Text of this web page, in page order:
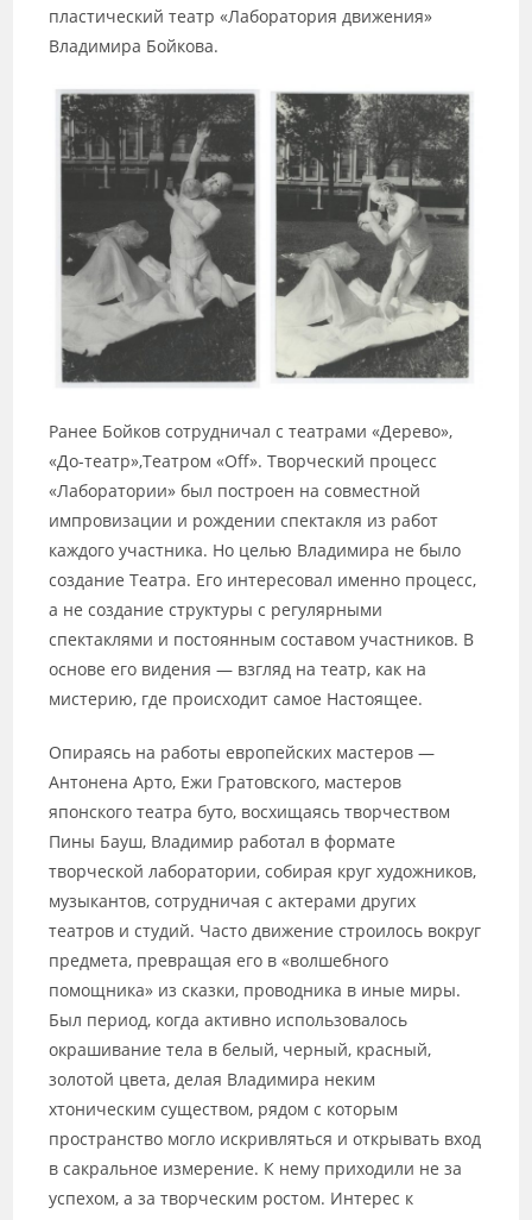
пластический театр «Лаборатория движения»
Владимира Бойкова.
Ранее Бойков сотрудничал с театрами «Дерево»,
«До-театр»,Театром «Off». Творческий процесс
«Лаборатории» был построен на совместной
импровизации и рождении спектакля из работ
каждого участника. Но целью Владимира не было
создание Театра. Его интересовал именно процесс,
а не создание структуры с регулярными
спектаклями и постоянным составом участников. В
основе его видения — взгляд на театр, как на
мистерию, где происходит самое Настоящее.
Опираясь на работы европейских мастеров —
Антонена Арто, Ежи Гратовского, мастеров
японского театра буто, восхищаясь творчеством
Пины Бауш, Владимир работал в формате
творческой лаборатории, собирая круг художников,
музыкантов, сотрудничая с актерами других
театров и студий. Часто движение строилось вокруг
предмета, превращая его в «волшебного
помощника» из сказки, проводника в иные миры.
Был период, когда активно использовалось
окрашивание тела в белый, черный, красный,
золотой цвета, делая Владимира неким
хтоническим существом, рядом с которым
пространство могло искривляться и открывать вход
в сакральное измерение. К нему приходили не за
успехом, а за творческим ростом. Интерес к